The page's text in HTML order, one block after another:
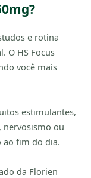
e rotina
O HS Focus
você mais
estimulantes,
nervosismo ou
ao fim do dia.
da Florien